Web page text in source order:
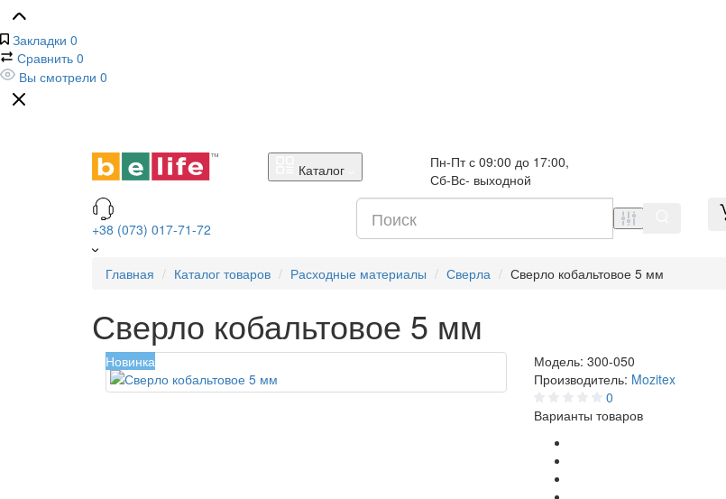
Закладки 0
Сравнить 0
Вы смотрели 0
Каталог
Пн-Пт с 09:00 до 17:00,
Сб-Вс- выходной
+38 (073) 017-71-72
Главная Каталог товаров Расходные материалы Сверла Сверло кобальтовое 5 мм
Сверло кобальтовое 5 мм
Новинка Модель: 300-050
Производитель: Mozitex
0
Варианты товаров